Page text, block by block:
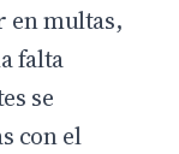
en multas,
falta
se
con el